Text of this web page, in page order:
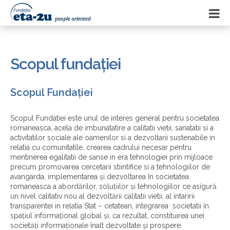
Scopul fundației
Scopul Fundației
Scopul Fundatiei este unul de interes general pentru societatea
romaneasca, acela de imbunatatire a calitatii vietii, sanatatii si a
activitatilor sociale ale oamenilor si a dezvoltarii sustenabile in
relatia cu comunitatile, crearea cadrului necesar pentru
mentinerea egalitatii de sanse in era tehnologiei prin mijloace
precum promovarea cercetarii stiintifice si a tehnologiilor de
avangarda, implementarea şi dezvoltarea în societatea
romaneasca a abordărilor, soluţiilor şi tehnologiilor ce asigură
un nivel calitativ nou al dezvoltării calitatii vietii, al intaririi
transparentei in relatia Stat – cetatean, integrarea societatii în
spaţiul informaţional global şi, ca rezultat, constituirea unei
societăţi informaţionale înalt dezvoltate şi prospere.